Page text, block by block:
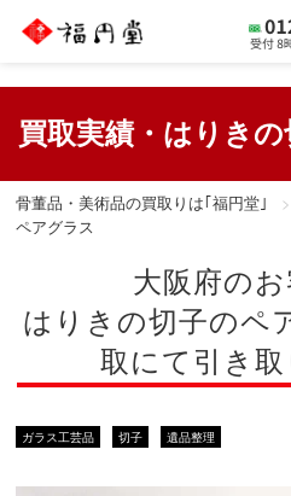
買取実績・はりき
骨董品・美術品の買取りは｢福円堂｣
ペアグラス
大阪府のお
はりきの切子のペ
取にて引き取
ガラス工芸品 切子 遺品整理